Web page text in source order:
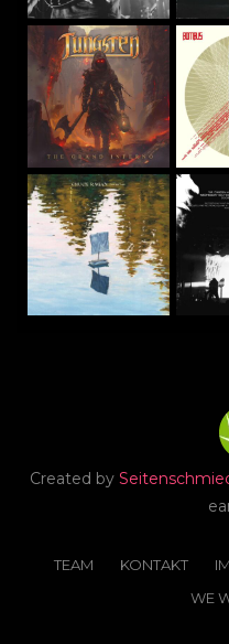
Created by
TEAM KONTAKT
WE